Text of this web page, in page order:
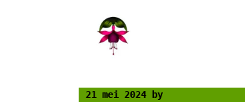
21 mei 2024 by